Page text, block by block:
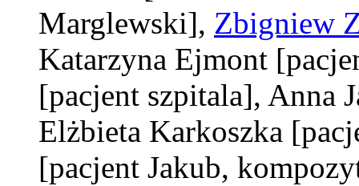
Marglewski], Zbigniew
Katarzyna Ejmont
[pacjent szpitala], Anna
Elżbieta Karkoszka
[pacjent Jakub,